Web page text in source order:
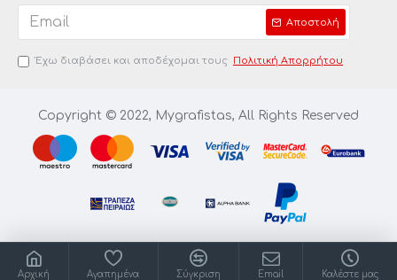
Αποστολή
Έχω διαβάσει και αποδέχομαι τους Πολιτική Απορρήτου
Copyright © 2022, Mygrafistas, All Rights Reserved
Αρχική Αγαπημένα Σύγκριση Email Καλέστε μας